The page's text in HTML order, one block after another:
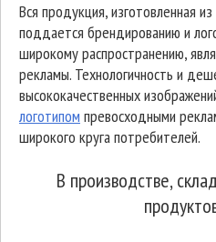
Вся продукция, изготовленная
поддается брендированию и
широкому распространению,
рекламы. Технологичность и
высококачественных
логотипом превосходными
широкого круга потребителей.
В производстве,